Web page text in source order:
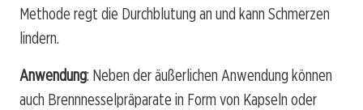
Methode regt die Durchblutung an und kann Schmerzen
lindern.
Anwendung: Neben der äußerlichen Anwendung können
auch Brennnesselpräparate in Form von Kapseln oder